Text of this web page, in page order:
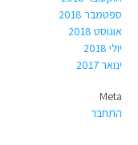
ספטמבר 2018
אוגוסט 2018
יולי 2018
ינואר 2017
Meta
התחבר